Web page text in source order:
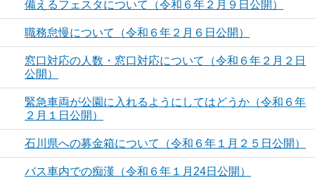
備えるフェスタについて（令和６年２月９日公開）
職務怠慢について（令和６年２月６日公開）
窓口対応の人数・窓口対応について（令和６年２月２日
公開）
緊急車両が公園に入れるようにしてはどうか（令和６年
２月１日公開）
石川県への募金箱について（令和６年１月２５日公開）
バス車内での痴漢（令和６年１月24日公開）